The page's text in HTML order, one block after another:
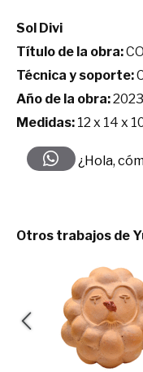
Sol Divi
Título de la obra:
Técnica y soporte:
Año de la obra:2023
Medidas: 12 x 14 x
¿Hola,
Otros trabajos de